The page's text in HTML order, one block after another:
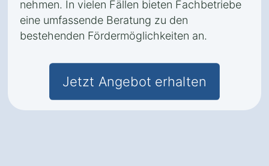
nehmen. In vielen Fällen bieten Fachbetriebe
eine umfassende Beratung zu den
bestehenden Fördermöglichkeiten an.
Jetzt Angebot erhalten